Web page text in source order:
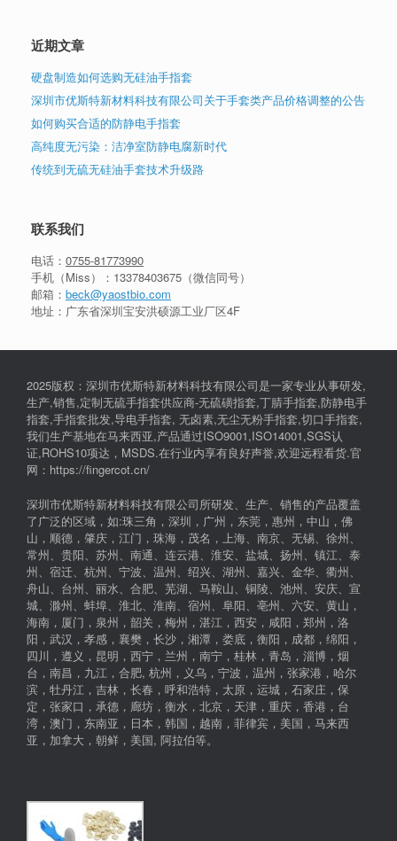
近期文章
硬盘制造如何选购无硅油手指套
深圳市优斯特新材料科技有限公司关于手套类产品价格调整的公告
如何购买合适的防静电手指套
高纯度无污染：洁净室防静电腐新时代
传统到无硫无硅油手套技术升级路
联系我们
电话： 0755-81773990
手机（Miss）： 13378403675 （微信同号）
邮箱： beck@yaostbio.com
地址：广东省深圳宝安洪硕源工业厂区4F
2025版权：深圳市优斯特新材料科技有限公司是一家专业从事研发,
生产,销售,定制无硫手指套供应商-无硫磺指套,丁腈手指套,防静电手
指套,手指套批发,导电手指套, 无卤素,无尘无粉手指套,切口手指套,
我们生产基地在马来西亚,产品通过ISO9001,ISO14001,SGS认
证,ROHS10项达，MSDS.在行业内享有良好声誉,欢迎远程看货.官
网：https://fingercot.cn/
深圳市优斯特新材料科技有限公司所研发、生产、销售的产品覆盖
了广泛的区域，如:珠三角，深圳，广州，东莞，惠州，中山，佛
山，顺德，肇庆，江门，珠海，茂名，上海、南京、无锡、徐州、
常州、贵阳、苏州、南通、连云港、淮安、盐城、扬州、镇江、泰
州、宿迁、杭州、宁波、温州、绍兴、湖州、嘉兴、金华、衢州、
舟山、台州、丽水、合肥、芜湖、马鞍山、铜陵、池州、安庆、宣
城、滁州、蚌埠、淮北、淮南、宿州、阜阳、亳州、六安、黄山，
海南，厦门，泉州，韶关，梅州，湛江，西安，咸阳，郑州，洛
阳，武汉，孝感，襄樊，长沙，湘潭，娄底，衡阳，成都，绵阳，
四川，遵义，昆明，西宁，兰州，南宁，桂林，青岛，淄博，烟
台，南昌，九江，合肥, 杭州，义乌，宁波，温州，张家港，哈尔
滨，牡丹江，吉林，长春，呼和浩特，太原，运城，石家庄，保
定，张家口，承德，廊坊，衡水，北京，天津，重庆，香港，台
湾，澳门，东南亚，日本，韩国，越南，菲律宾，美国，马来西
亚，加拿大，朝鲜，美国, 阿拉伯等。